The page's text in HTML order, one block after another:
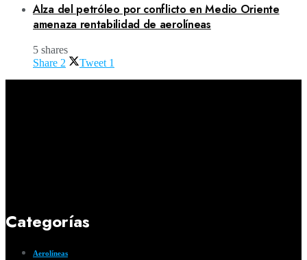
Alza del petróleo por conflicto en Medio Oriente
amenaza rentabilidad de aerolíneas
5 shares
Share 2 Tweet 1
Categorías
Aerolíneas